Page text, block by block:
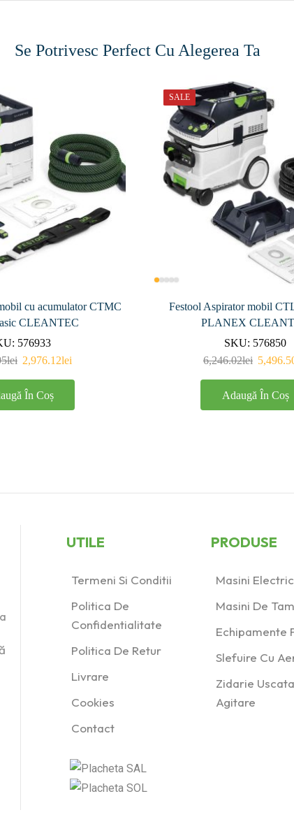
Se Potrivesc Perfect Cu Alegerea Ta
cu acumulator CTMC
CLEANTEC
576933
lei 2,976.12lei
În Coș
SALE
Festool Aspirator mobil
PLANEX
SKU: 576850
6,246.02lei
Adaugă În Coș
UTILE
Termeni Si Conditii
Politica De
Confidentialitate
Politica De Retur
Livrare
Cookies
Contact
PRODUSE
Masini
Masini De
Echipamente
Slefuire Cu
Zidarie
Agitare